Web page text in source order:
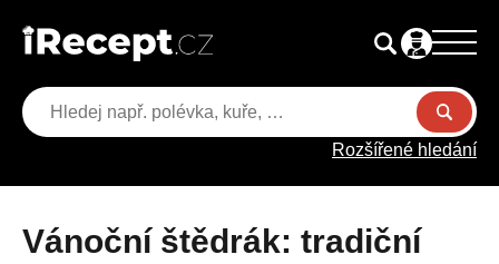
Rozšířené hledání
Vánoční štědrák: tradiční